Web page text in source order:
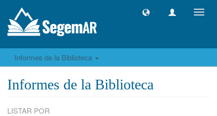
Informes de la Biblioteca
Informes de la Biblioteca
LISTAR POR